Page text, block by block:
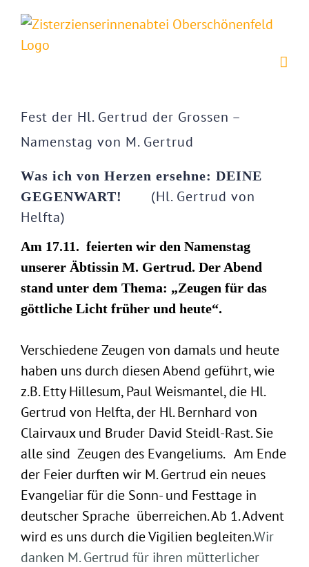
Zum
Inhalt
springen
grösseres
Bild
Fest der Hl. Gertrud der Grossen –
Namenstag von M. Gertrud
Was ich von Herzen ersehne: DEINE
GEGENWART! (Hl. Gertrud von
Helfta)
Am 17.11. feierten wir den Namenstag
unserer Äbtissin M. Gertrud. Der Abend
stand unter dem Thema: „Zeugen für das
göttliche Licht früher und heute“.
Verschiedene Zeugen von damals und heute
haben uns durch diesen Abend geführt, wie
z.B. Etty Hillesum, Paul Weismantel, die Hl.
Gertrud von Helfta, der Hl. Bernhard von
Clairvaux und Bruder David Steidl-Rast. Sie
alle sind Zeugen des Evangeliums. Am Ende
der Feier durften wir M. Gertrud ein neues
Evangeliar für die Sonn- und Festtage in
deutscher Sprache überreichen. Ab 1. Advent
wird es uns durch die Vigilien begleiten.Wir
danken M. Gertrud für ihren mütterlicher